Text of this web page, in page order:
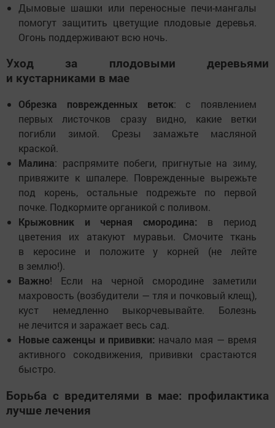
Дымовые шашки или переносные печи-мангалы
помогут защитить цветущие плодовые деревья.
Огонь поддерживают всю ночь.
Уход за плодовыми деревьями
и кустарниками в мае
Обрезка поврежденных веток: с появлением
первых листочков сразу видно, какие ветки
погибли зимой. Срезы замажьте масляной
краской.
Малина: распрямите побеги, пригнутые на зиму,
привяжите к шпалере. Поврежденные вырежьте
под корень, остальные подрежьте по первой
почке. Подкормите органикой с поливом.
Крыжовник и черная смородина: в период
цветения их атакуют муравьи. Смочите ткань
в керосине и положите у корней (не лейте
в землю!).
Важно! Если на черной смородине заметили
махровость (возбудители — тля и почковый клещ),
куст немедленно выкорчевывайте. Болезнь
не лечится и заражает весь сад.
Новые саженцы и прививки: начало мая — время
активного сокодвижения, прививки срастаются
быстро.
Борьба с вредителями в мае: профилактика
лучше лечения